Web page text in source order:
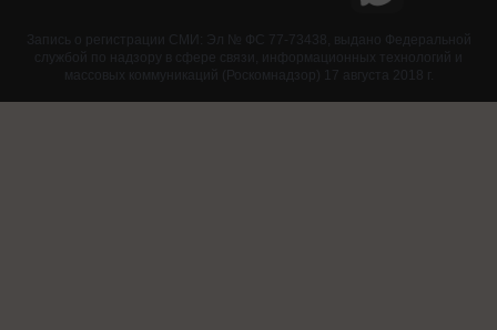
Запись о регистрации СМИ: Эл № ФС 77-73438, выдано Федеральной
службой по надзору в сфере связи, информационных технологий и
массовых коммуникаций (Роскомнадзор) 17 августа 2018 г.